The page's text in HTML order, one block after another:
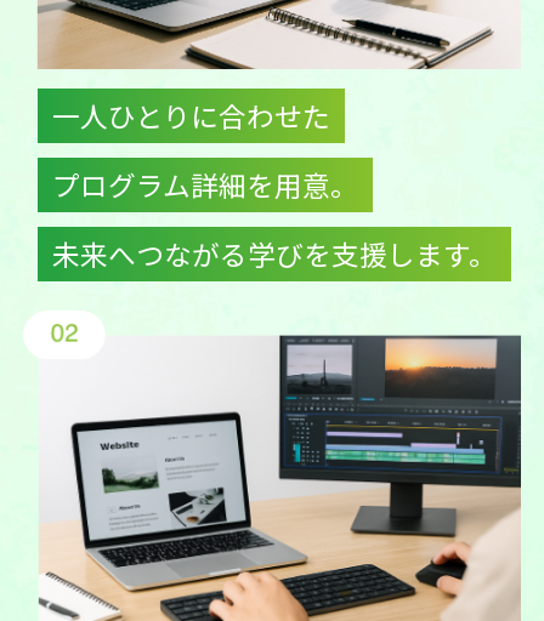
一人ひとりに合わせた
プログラム詳細を用意。
未来へつながる学びを支援します。